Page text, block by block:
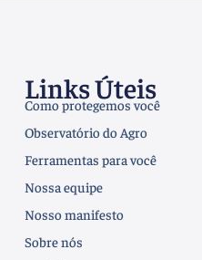
Links Úteis
Como protegemos você
Observatório do Agro
Ferramentas para você
Nossa equipe
Nosso manifesto
Sobre nós